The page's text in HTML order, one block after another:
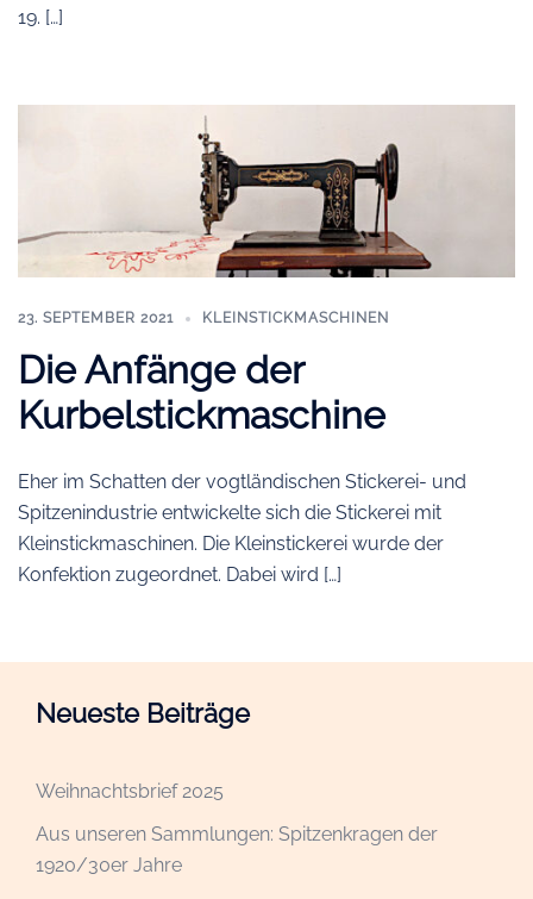
19. […]
23. SEPTEMBER 2021 KLEINSTICKMASCHINEN
Die Anfänge der
Kurbelstickmaschine
Eher im Schatten der vogtländischen Stickerei- und
Spitzenindustrie entwickelte sich die Stickerei mit
Kleinstickmaschinen. Die Kleinstickerei wurde der
Konfektion zugeordnet. Dabei wird […]
Neueste Beiträge
Weihnachtsbrief 2025
Aus unseren Sammlungen: Spitzenkragen der
1920/30er Jahre